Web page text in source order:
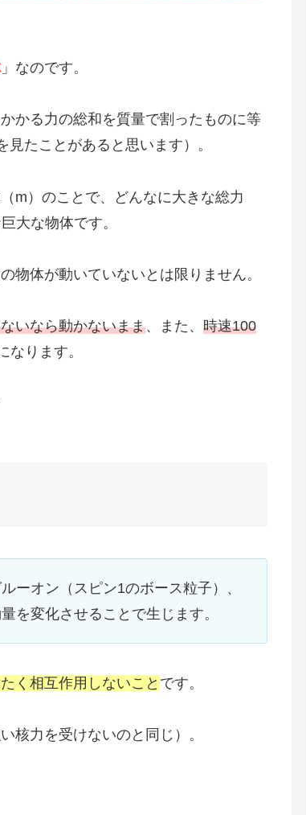
」なのです。
かる力の総和を質量で割ったものに等
たことがあると思います）。
m）のことで、どんなに大きな総力
大な物体です。
物体が動いていないとは限りません。
いなら動かないまま、また、 時速100
なります。
ーオン（スピン1のボース粒子）、
を変化させることで生じます。
く相互作用しないこと です。
核力を受けないのと同じ）。